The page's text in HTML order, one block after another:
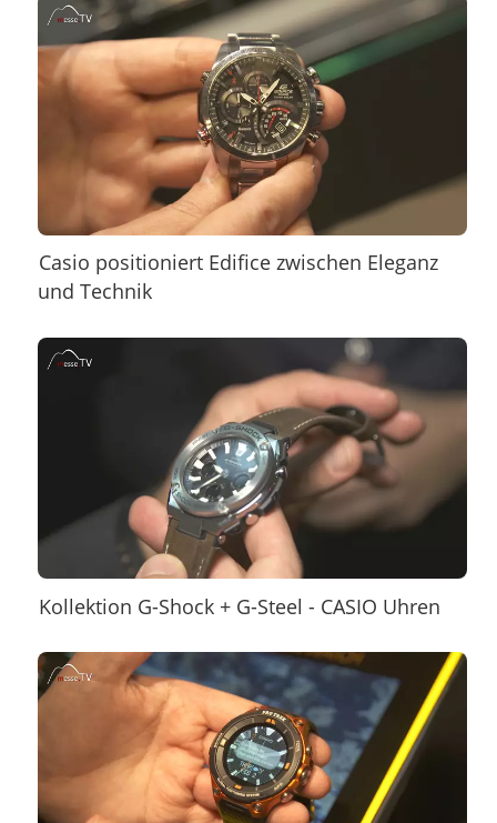
Casio positioniert Edifice zwischen Eleganz
und Technik
Kollektion G-Shock + G-Steel - CASIO Uhren